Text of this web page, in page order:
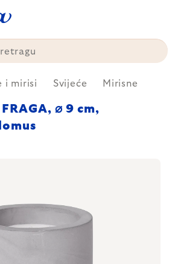
i mirisi Svijeće Mirisne
⌀ 9 cm,